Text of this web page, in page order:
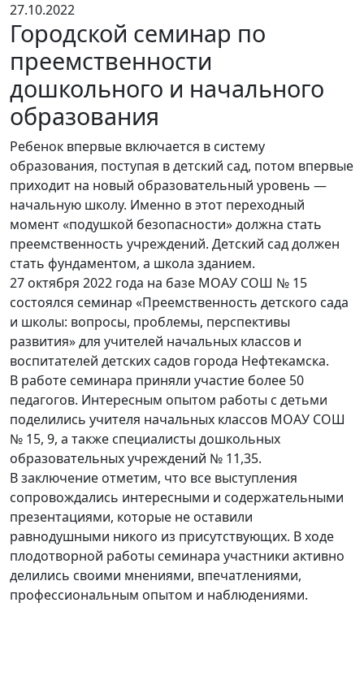
27.10.2022
Городской семинар по
преемственности
дошкольного и начального
образования
Ребенок впервые включается в систему
образования, поступая в детский сад, потом впервые
приходит на новый образовательный уровень —
начальную школу. Именно в этот переходный
момент «подушкой безопасности» должна стать
преемственность учреждений. Детский сад должен
стать фундаментом, а школа зданием.
27 октября 2022 года на базе МОАУ СОШ № 15
состоялся семинар «Преемственность детского сада
и школы: вопросы, проблемы, перспективы
развития» для учителей начальных классов и
воспитателей детских садов города Нефтекамска.
В работе семинара приняли участие более 50
педагогов. Интересным опытом работы с детьми
поделились учителя начальных классов МОАУ СОШ
№ 15, 9, а также специалисты дошкольных
образовательных учреждений № 11,35.
В заключение отметим, что все выступления
сопровождались интересными и содержательными
презентациями, которые не оставили
равнодушными никого из присутствующих. В ходе
плодотворной работы семинара участники активно
делились своими мнениями, впечатлениями,
профессиональным опытом и наблюдениями.